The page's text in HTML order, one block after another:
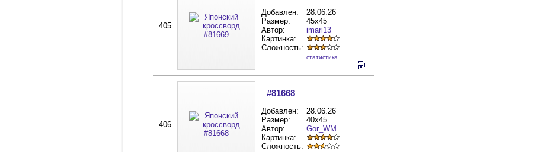
405
Добавлен:
28.06.26
Размер:
45x45
Автор:
imari13
Картинка:
Сложность:
cтатистика
406
#81668
Добавлен:
28.06.26
Размер:
40x45
Автор:
Gor_WM
Картинка:
Сложность: